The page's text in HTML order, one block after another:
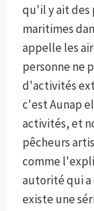
qu'il y ait des
maritimes
appelle les
personne ne
d'activités
c'est Aunap
activités, et
pêcheurs
comme
autorité qui a
existe une